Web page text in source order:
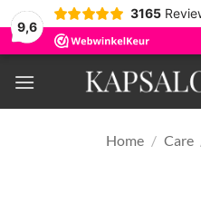
9,6
3165
naar
inhoud
Home / Care